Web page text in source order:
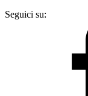
Seguici su: